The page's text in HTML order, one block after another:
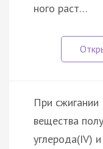
ного раст…
При сжигании
вещества
углерода(IV)